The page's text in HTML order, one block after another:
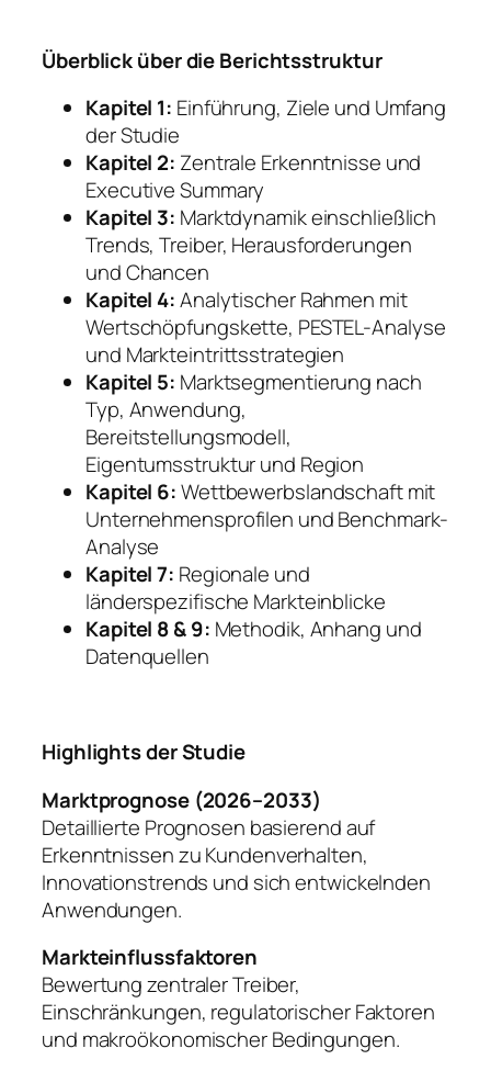
Überblick über die Berichtsstruktur
Kapitel 1: Einführung, Ziele und Umfang
der Studie
Kapitel 2: Zentrale Erkenntnisse und
Executive Summary
Kapitel 3: Marktdynamik einschließlich
Trends, Treiber, Herausforderungen
und Chancen
Kapitel 4:Analytischer Rahmen mit
Wertschöpfungskette, PESTEL-Analyse
und Markteintrittsstrategien
Kapitel 5: Marktsegmentierung nach
Typ, Anwendung,
Bereitstellungsmodell,
Eigentumsstruktur und Region
Kapitel 6:Wettbewerbslandschaft mit
Unternehmensprofilen und Benchmark-
Analyse
Kapitel 7: Regionale und
länderspezifische Markteinblicke
Kapitel 8 & 9: Methodik, Anhang und
Datenquellen
Highlights der Studie
Marktprognose (2026–2033)
Detaillierte Prognosen basierend auf
Erkenntnissen zu Kundenverhalten,
Innovationstrends und sich entwickelnden
Anwendungen.
Markteinflussfaktoren
Bewertung zentraler Treiber,
Einschränkungen, regulatorischer Faktoren
und makroökonomischer Bedingungen.